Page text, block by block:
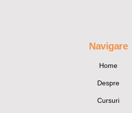
Navigare
Home
Despre
Cursuri